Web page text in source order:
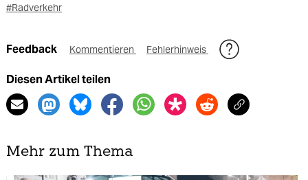
#Radverkehr
Feedback Kommentieren Fehlerhinweis
Diesen Artikel teilen
Mehr zum Thema